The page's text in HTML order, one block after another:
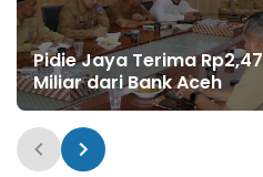
Pidie Jaya Terima Rp2,47
Miliar dari Bank Aceh